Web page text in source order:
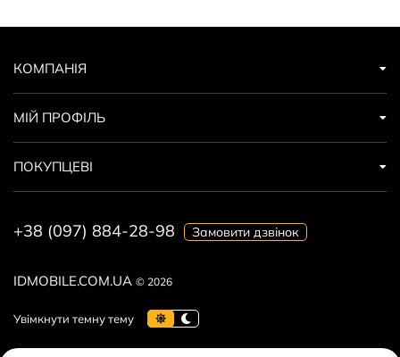
IDMOBILE.COM.UA © 2026
КОМПАНІЯ
МІЙ ПРОФІЛЬ
ПОКУПЦЕВІ
+38 (097) 884-28-98 Замовити дзвінок